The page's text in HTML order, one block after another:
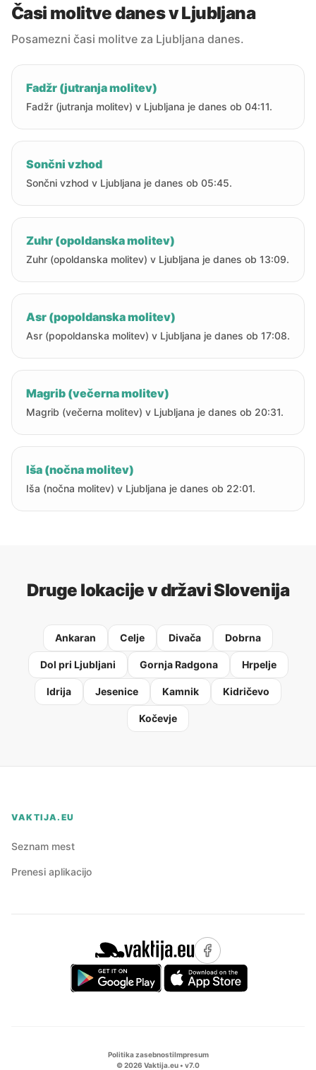
Časi molitve danes v Ljubljana
Posamezni časi molitve za Ljubljana danes.
Fadžr (jutranja molitev)
Fadžr (jutranja molitev) v Ljubljana je danes ob 04:11.
Sončni vzhod
Sončni vzhod v Ljubljana je danes ob 05:45.
Zuhr (opoldanska molitev)
Zuhr (opoldanska molitev) v Ljubljana je danes ob 13:09.
Asr (popoldanska molitev)
Asr (popoldanska molitev) v Ljubljana je danes ob 17:08.
Magrib (večerna molitev)
Magrib (večerna molitev) v Ljubljana je danes ob 20:31.
Iša (nočna molitev)
Iša (nočna molitev) v Ljubljana je danes ob 22:01.
Druge lokacije v državi Slovenija
Ankaran Celje Divača Dobrna
Dol pri Ljubljani Gornja Radgona Hrpelje
Idrija Jesenice Kamnik Kidričevo
Kočevje
VAKTIJA.EU
Seznam mest
Prenesi aplikacijo
Politika zasebnostiImpresum
©2026 Vaktija.eu • v7.0